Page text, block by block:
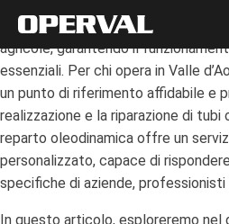
L’oleodinamica è il cuore pulsante
agricole, garantendo il
essenziali. Per chi opera in Valle
un punto di riferimento affidabile e
realizzazione e la riparazione di tubi
reparto oleodinamica offre un
personalizzato, capace di
specifiche di aziende, professionisti
In questo articolo, esploreremo nel